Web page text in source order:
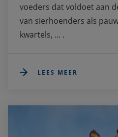
voeders dat voldoet aan
van sierhoenders als
kwartels, ... .
LEES MEER